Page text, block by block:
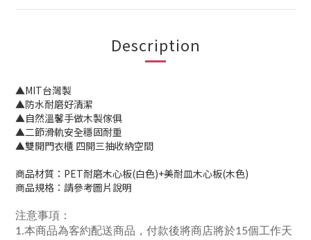
Description
▲MIT台灣製
▲防水耐磨好清潔
▲自然溫馨手做木製傢俱
▲二節滑軌安全穩固耐重
▲雙開門衣櫃 四開三抽收納空間
商品材質： PET耐磨木心板(白色)+美耐皿木心板(木色)
商品規格：請參考圖片說明
注意事項：
1.本商品為客約配送商品，付款後將商店將於15個工作天